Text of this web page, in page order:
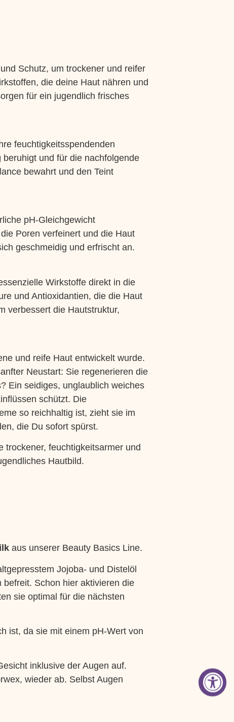
Schutz, um trockener und reifer
die deine Haut nähren und
für ein jugendlich frisches
feuchtigkeitsspendenden
und für die nachfolgende
bewahrt und den Teint
pH-Gleichgewicht
Poren verfeinert und die Haut
geschmeidig und erfrischt an.
Wirkstoffe direkt in die
und Antioxidantien, die die Haut
verbessert die Hautstruktur,
und reife Haut entwickelt wurde.
Neustart: Sie regenerieren die
Ein seidiges, unglaublich weiches
schützt. Die
so reichhaltig ist, zieht sie im
die Du sofort spürst.
trockener, feuchtigkeitsarmer und
Hautbild.
aus unserer Beauty Basics Line.
Jojoba- und Distelöl
Schon hier aktivieren die
sie optimal für die nächsten
ist, da sie mit einem pH-Wert von
inklusive der Augen auf.
wieder ab. Selbst Augen